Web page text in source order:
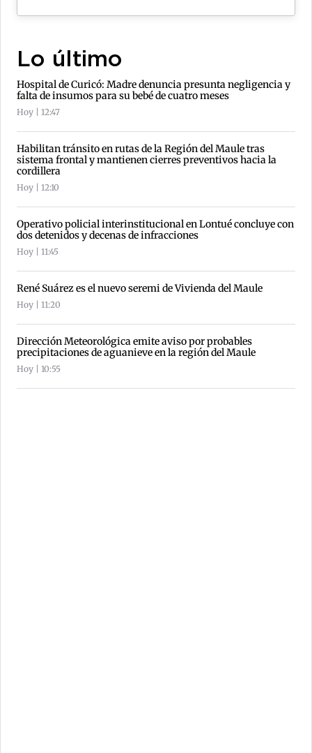
Lo último
Hospital de Curicó: Madre denuncia presunta negligencia y
falta de insumos para su bebé de cuatro meses
Hoy | 12:47
Habilitan tránsito en rutas de la Región del Maule tras
sistema frontal y mantienen cierres preventivos hacia la
cordillera
Hoy | 12:10
Operativo policial interinstitucional en Lontué concluye con
dos detenidos y decenas de infracciones
Hoy | 11:45
René Suárez es el nuevo seremi de Vivienda del Maule
Hoy | 11:20
Dirección Meteorológica emite aviso por probables
precipitaciones de aguanieve en la región del Maule
Hoy | 10:55